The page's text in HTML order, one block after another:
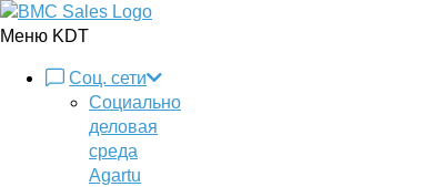
Меню KDT
Соц. сети
Социально
деловая
среда
Agartu